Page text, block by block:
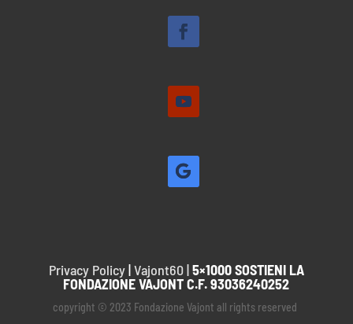
Privacy Policy|Vajont60 |5×1000 SOSTIENI LA
FONDAZIONE VAJONT C.F. 93036240252
copyright © 2023 Fondazione Vajont all rights reserved